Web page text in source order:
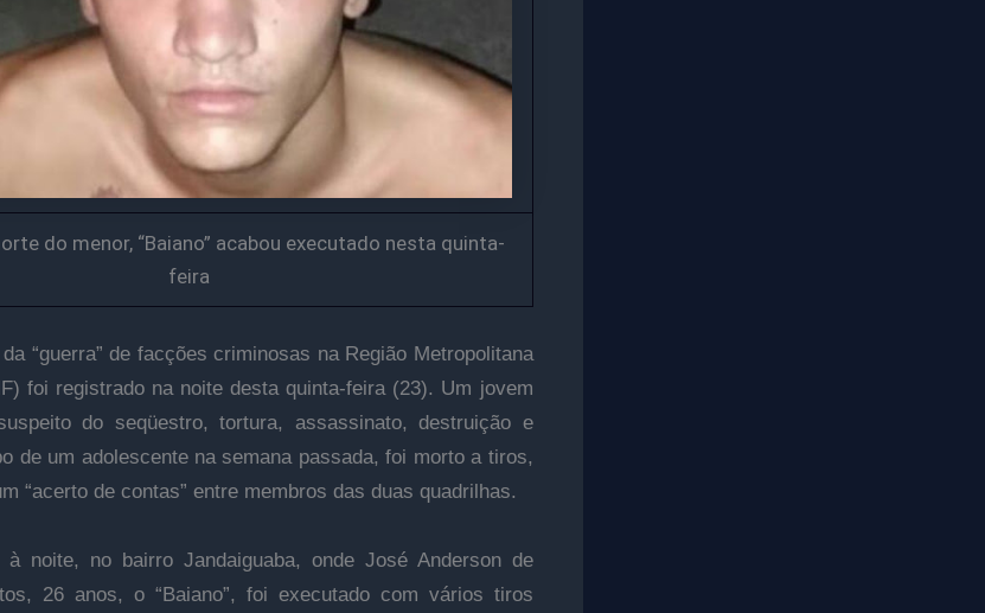
do menor, “Baiano” acabou executado nesta quinta-
feira
“guerra” de facções criminosas na Região Metropolitana
foi registrado na noite desta quinta-feira (23). Um jovem
do seqüestro, tortura, assassinato, destruição e
de um adolescente na semana passada, foi morto a tiros,
“acerto de contas” entre membros das duas quadrilhas.
noite, no bairro Jandaiguaba, onde José Anderson de
26 anos, o “Baiano”, foi executado com vários tiros